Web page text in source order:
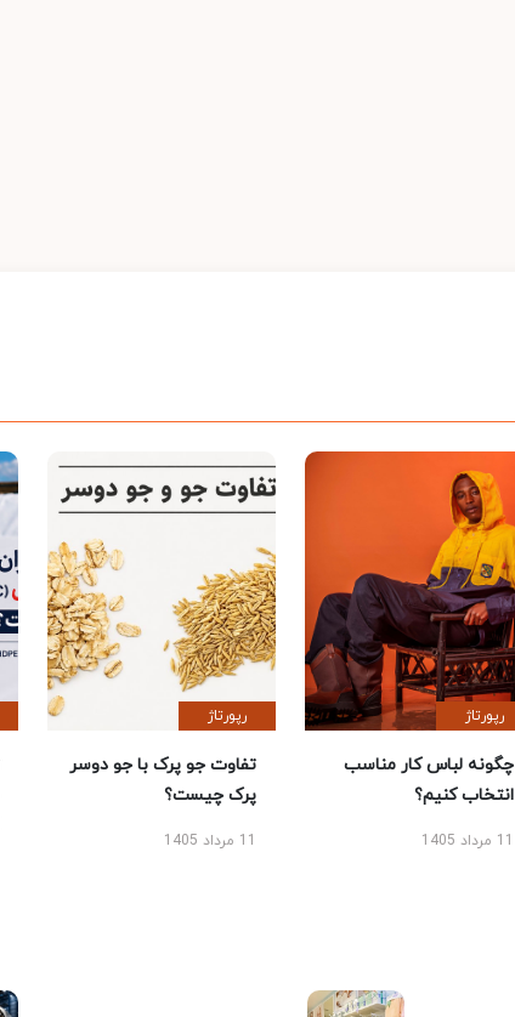
رپورتاژ
چگونه لباس کار مناسب
انتخاب کنیم؟
11 مرداد 1405
رپورتاژ
تفاوت جو پرک با جو دوسر
پرک چیست؟
11 مرداد 1405